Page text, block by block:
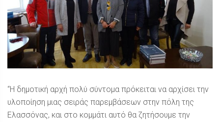
“Η δημοτική αρχή πολύ σύντομα πρόκειται να αρχίσει την
υλοποίηση μιας σειράς παρεμβάσεων στην πόλη της
Ελασσόνας, και στο κομμάτι αυτό θα ζητήσουμε την